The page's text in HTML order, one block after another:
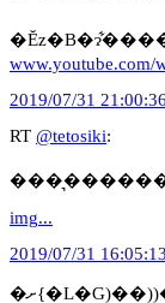
www.youtube.com/
2019/07/31 21:00:36
RT @tetosiki:
img...
2019/07/31 16:05:13